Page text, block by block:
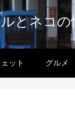
とネコの
ット グルメ